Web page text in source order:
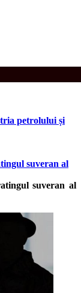
petrolului și
suveran al
suveran al